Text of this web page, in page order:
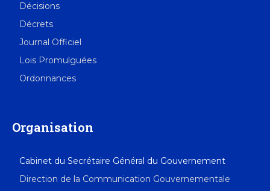
Décisions
Décrets
Journal Officiel
Lois Promulguées
Ordonnances
Organisation
Cabinet du Secrétaire Général du Gouvernement
Direction de la Communication Gouvernementale